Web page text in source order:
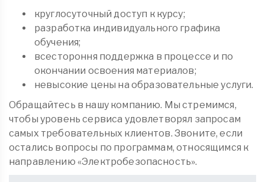
круглосуточный доступ к курсу;
разработка индивидуального графика
обучения;
всестороння поддержка в процессе и по
окончании освоения материалов;
невысокие цены на образовательные услуги.
Обращайтесь в нашу компанию. Мы стремимся,
чтобы уровень сервиса удовлетворял запросам
самых требовательных клиентов. Звоните, если
остались вопросы по программам, относящимся к
направлению «Электробезопасность».